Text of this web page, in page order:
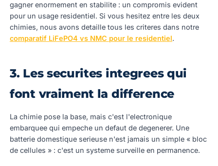
gagner enormement en stabilite : un compromis evident
pour un usage residentiel. Si vous hesitez entre les deux
chimies, nous avons detaille tous les criteres dans notre
comparatif LiFePO4 vs NMC pour le residentiel.
3. Les securites integrees qui
font vraiment la difference
La chimie pose la base, mais c'est l'electronique
embarquee qui empeche un defaut de degenerer. Une
batterie domestique serieuse n'est jamais un simple « bloc
de cellules » : c'est un systeme surveille en permanence.